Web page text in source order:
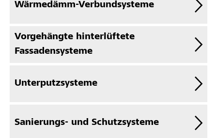
Wärmedämm-Verbundsysteme
Vorgehängte hinterlüftete
Fassadensysteme
Unterputzsysteme
Sanierungs- und Schutzsysteme